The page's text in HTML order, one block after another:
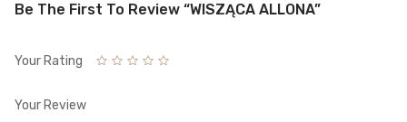
Be The First To Review “WISZĄCA ALLONA”
Your Rating
Your Review